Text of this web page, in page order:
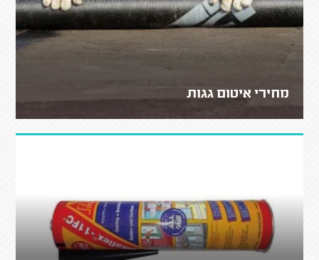
מחירי איטום גגות